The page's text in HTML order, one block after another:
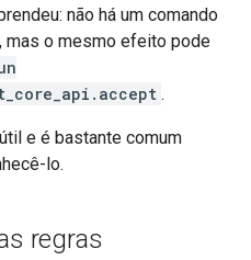
não há um comando
mas o mesmo efeito pode
.
e é bastante comum
lo.
regras